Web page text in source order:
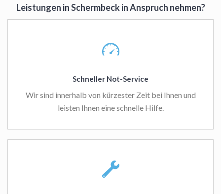
Leistungen in Schermbeck in Anspruch nehmen?
Schneller Not-Service
Wir sind innerhalb von kürzester Zeit bei Ihnen und
leisten Ihnen eine schnelle Hilfe.